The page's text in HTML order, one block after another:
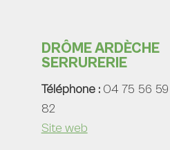
DRÔME ARDÈCHE
SERRURERIE
Téléphone : 04 75 56 59
82
Site web